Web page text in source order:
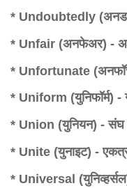
* Undoubtedly
* Unfair (अनफेअर) -
* Unfortunate
* Uniform (युनिफॉर्म) -
* Union (युनियन) - संघ
* Unite (युनाइट) -
* Universal